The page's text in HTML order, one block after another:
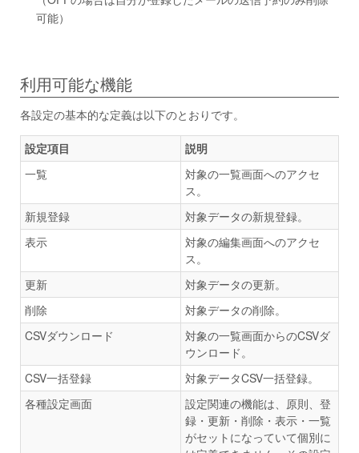
可能）
利用可能な機能
各設定の基本的な定義は以下のとおりです。
設定項目
説明
一覧
対象の一覧画面へのアクセ
ス。
新規登録
対象データの新規登録。
表示
対象の編集画面へのアクセ
ス。
更新
対象データの更新。
削除
対象データの削除。
CSVダウンロード
対象の一覧画面からのCSVダ
ウンロード。
CSV一括登録
対象データCSV一括登録。
各種設定画面
設定関連の機能は、原則、登
録・更新・削除・表示・一覧
がセットになっていて個別に